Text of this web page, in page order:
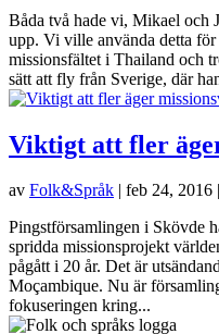
Båda två hade vi, Mikael och
upp. Vi ville använda detta
missionsfältet i Thailand och
sätt att fly från Sverige, där
Viktigt att fler
av Folk&Språk | feb 24, 2016 |
Pingstförsamlingen i Skövde
spridda missionsprojekt
pågått i 20 år. Det är
Moçambique. Nu är
fokuseringen kring...